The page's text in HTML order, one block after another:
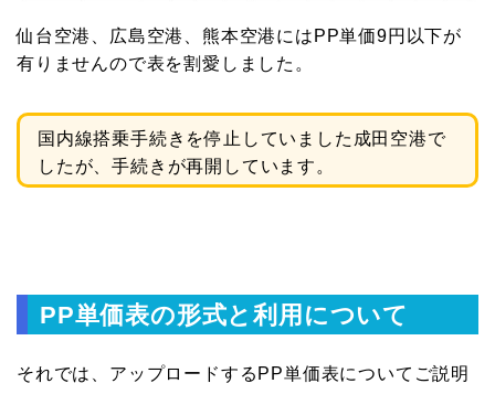
仙台空港、広島空港、熊本空港にはPP単価9円以下が
有りませんので表を割愛しました。
国内線搭乗手続きを停止していました成田空港で
したが、手続きが再開しています。
PP単価表の形式と利用について
それでは、アップロードするPP単価表についてご説明